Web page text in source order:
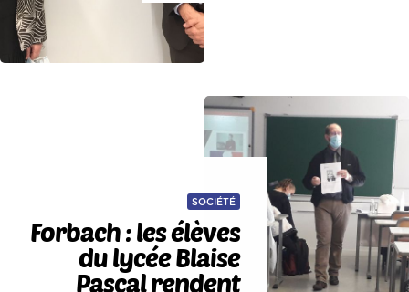
SOCIÉTÉ
Forbach : les élèves
du lycée Blaise
Pascal rendent